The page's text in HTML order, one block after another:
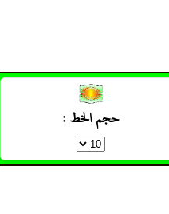
حجم الخط :